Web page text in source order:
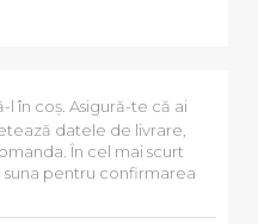
l în coș. Asigură-te că ai
datele de livrare,
În cel mai scurt
pentru confirmarea